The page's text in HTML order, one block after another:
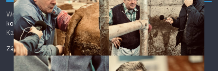
Web Média IKSŽ zveřejňuje vybrané texty studentůInstitutu
komunikačních studií a žurnalistikyFakulty sociálních věd Univerzity
Karlovy.
Zásady ochrany osobních údajů.